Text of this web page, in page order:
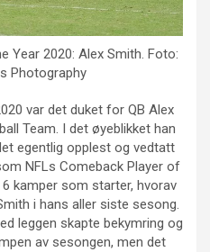
Year 2020: Alex Smith. Foto:
Photography
var det duket for QB Alex
Team. I det øyeblikket han
egentlig opplest og vedtatt
NFLs Comeback Player of
kamper som starter, hvorav
i hans aller siste sesong.
leggen skapte bekymring og
av sesongen, men det